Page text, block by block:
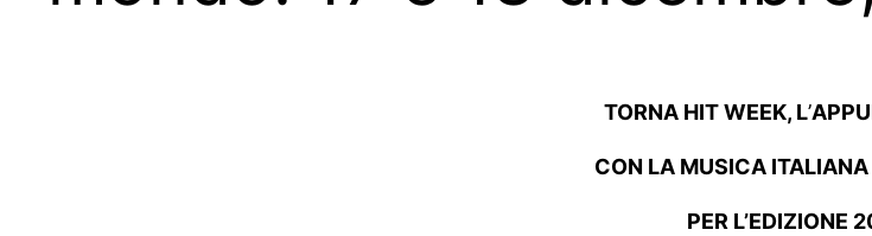
TORNA HIT WEEK, L’
CON LA MUSICA
PER L’EDIZIONE